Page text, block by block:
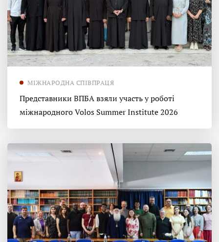
МІЖНАРОДНА СПІВПРАЦЯ
Представники ВПБА взяли участь у роботі
міжнародного Volos Summer Institute 2026